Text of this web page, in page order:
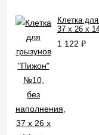
Клетка
37 х 26 х
1 122 ₽